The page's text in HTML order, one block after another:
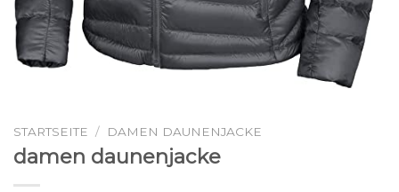
STARTSEITE / DAMEN DAUNENJACKE
damen daunenjacke